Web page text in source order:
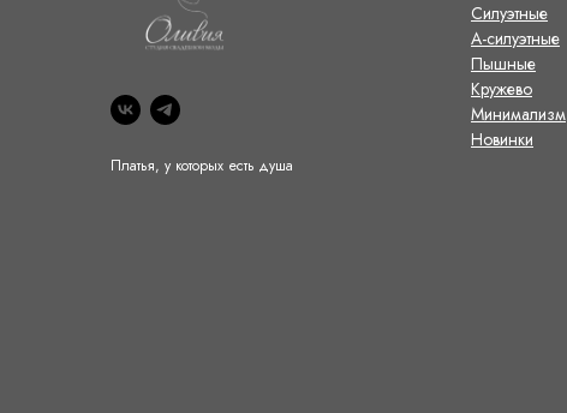
Платья, у которых есть душа
Силуэтные
А-силуэтные
Пышные
Кружево
Минимализм
Новинки